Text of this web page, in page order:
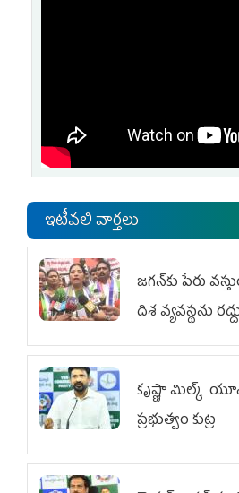
ఇటీవలి వార్తలు
జగన్‌కు పేరు
దిశ వ్య‌వ‌స్థ‌ను
కృష్ణా మిల్క్‌
ప్రభుత్వం కుట్ర